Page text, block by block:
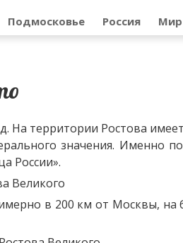
Подмосковье Россия Мир
На территории Ростова
значения. Именно
России».
в 200 км от Москвы, на